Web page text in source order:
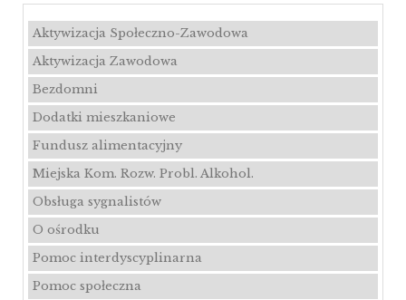
Aktywizacja Społeczno-Zawodowa
Aktywizacja Zawodowa
Bezdomni
Dodatki mieszkaniowe
Fundusz alimentacyjny
Miejska Kom. Rozw. Probl. Alkohol.
Obsługa sygnalistów
O ośrodku
Pomoc interdyscyplinarna
Pomoc społeczna